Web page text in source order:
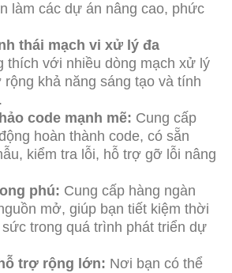
làm các dự án nâng cao, phức
thái mạch vi xử lý đa
thích với nhiều dòng mạch xử lý
rộng khả năng sáng tạo và tính
code mạnh mẽ: Cung cấp
hoàn thành code, có sẵn
kiểm tra lỗi, hỗ trợ gỡ lỗi nâng
phú: Cung cấp hàng ngàn
mở, giúp bạn tiết kiệm thời
trong quá trình phát triển dự
trợ rộng lớn: Nơi bạn có thể